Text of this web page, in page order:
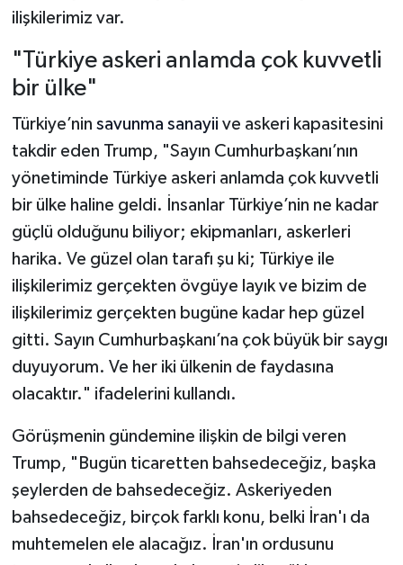
ilişkilerimiz var.
"Türkiye askeri anlamda çok kuvvetli
bir ülke"
Türkiye’nin savunma sanayii ve askeri kapasitesini
takdir eden Trump, "Sayın Cumhurbaşkanı’nın
yönetiminde Türkiye askeri anlamda çok kuvvetli
bir ülke haline geldi. İnsanlar Türkiye’nin ne kadar
güçlü olduğunu biliyor; ekipmanları, askerleri
harika. Ve güzel olan tarafı şu ki; Türkiye ile
ilişkilerimiz gerçekten övgüye layık ve bizim de
ilişkilerimiz gerçekten bugüne kadar hep güzel
gitti. Sayın Cumhurbaşkanı’na çok büyük bir saygı
duyuyorum. Ve her iki ülkenin de faydasına
olacaktır." ifadelerini kullandı.
Görüşmenin gündemine ilişkin de bilgi veren
Trump, "Bugün ticaretten bahsedeceğiz, başka
şeylerden de bahsedeceğiz. Askeriyeden
bahsedeceğiz, birçok farklı konu, belki İran'ı da
muhtemelen ele alacağız. İran'ın ordusunu